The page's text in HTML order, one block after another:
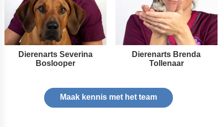
Dierenarts Severina
Boslooper
Dierenarts Brenda
Tollenaar
Maak kennis met het team